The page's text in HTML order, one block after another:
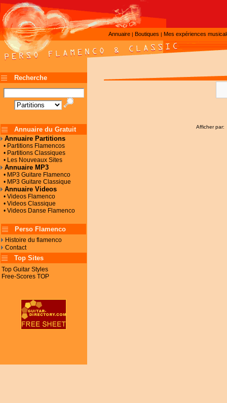
Annuaire | Boutiques | Mes expériences
Recherche
Annuaire du Gratuit
Annuaire Partitions
• Partitions Flamencos
• Partitions Classiques
• Les Nouveaux Sites
Annuaire MP3
• MP3 Guitare Flamenco
• MP3 Guitare Classique
Annuaire Videos
• Videos Flamenco
• Videos Classique
• Videos Danse Flamenco
Perso Flamenco
Histoire du flamenco
Contact
Top Sites
Top Guitar Styles
Free-Scores TOP
Afficher par: